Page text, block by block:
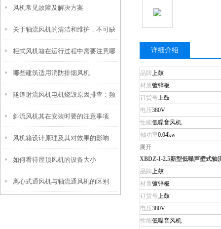
风机常见故障及解决方案
关于轴流风机的清洁和维护，不可缺
柜式风机箱在运行过程中需要注意哪
些问题？
哪些建筑适用消防排烟风机
隧道射流风机电机烧毁原因排查：频
繁正反转切换的保护措施
斜流风机其在安装时要的注意事项
风机箱设计原理及其对效果的影响
如何看待屋顶风机的设备大小
离心式通风机与轴流通风机的区别
详细介绍
品牌上鼓
材质镀锌板
订货号上鼓
电压380V
性能低噪音风机
轴功率0.04kw
展开
XBDZ-I-2.5新型低噪声壁式轴
品牌上鼓
材质镀锌板
订货号上鼓
电压380V
性能低噪音风机